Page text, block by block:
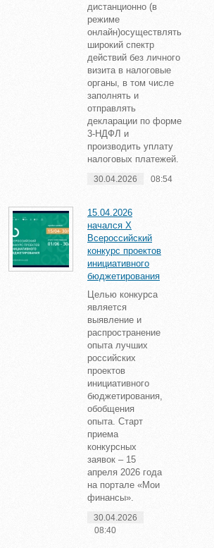
дистанционно (в
режиме
онлайн)осуществлять
широкий спектр
действий без личного
визита в налоговые
органы, в том числе
заполнять и
отправлять
декларации по форме
3-НДФЛ и
производить уплату
налоговых платежей.
30.04.2026 08:54
15.04.2026
начался X
Всероссийский
конкурс проектов
инициативного
бюджетирования
Целью конкурса
является
выявление и
распространение
опыта лучших
российских
проектов
инициативного
бюджетирования,
обобщения
опыта. Старт
приема
конкурсных
заявок – 15
апреля 2026 года
на портале «Мои
финансы».
30.04.2026
08:40